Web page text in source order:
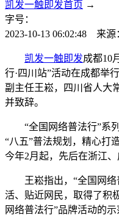
凯发一触即发首页 →
字号：
2023-10-13 06:02:48 来源
凯发一触即发成都10
行·四川站”活动在成都举
副主任王崧，四川省人大
并致辞。
“全国网络普法行”系列
“八五”普法规划，精心打
今年2月起，先后在浙江
王崧指出，“全国网络
活、贴近网民，取得了积
网络普法行”品牌活动的